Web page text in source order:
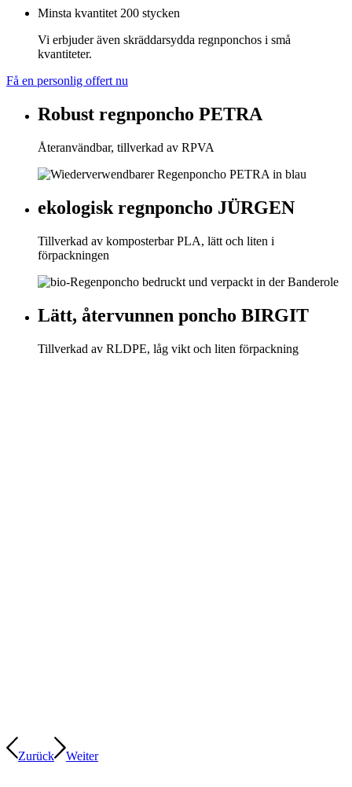
Minsta kvantitet 200 stycken
Vi erbjuder även skräddarsydda regnponchos i små
kvantiteter.
Få en personlig offert nu
Robust regnponcho PETRA
Återanvändbar, tillverkad av RPVA
ekologisk regnponcho JÜRGEN
Tillverkad av komposterbar PLA, lätt och liten i
förpackningen
Lätt, återvunnen poncho BIRGIT
Tillverkad av RLDPE, låg vikt och liten förpackning
Zurück Weiter